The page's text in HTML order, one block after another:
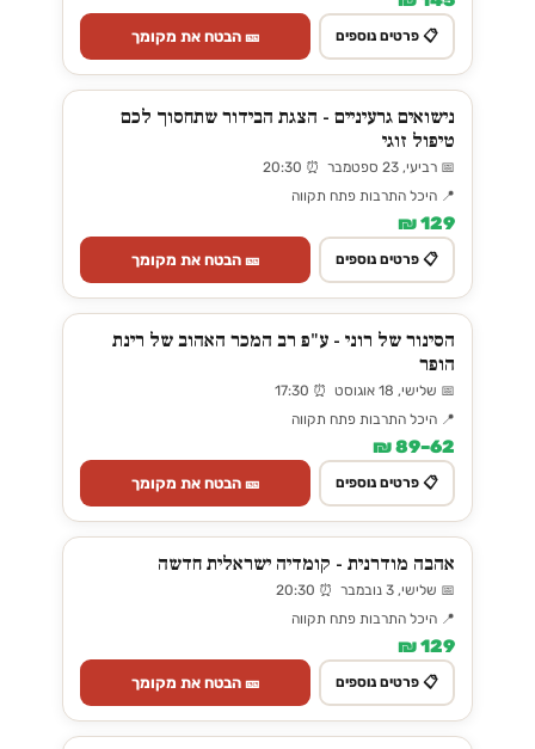
📋 פרטים נוספים 🎫 הבטח את מקומך
נישואים גרעיניים - הצגת הבידור שתחסוך לכם
טיפול זוגי
📅 רביעי, 23 ספטמבר ⏰ 20:30
📍 היכל התרבות פתח תקווה
129 ₪
📋 פרטים נוספים 🎫 הבטח את מקומך
הסינור של רוני - ע"פ רב המכר האהוב של רינת
הופר
📅 שלישי, 18 אוגוסט ⏰ 17:30
📍 היכל התרבות פתח תקווה
62–89 ₪
📋 פרטים נוספים 🎫 הבטח את מקומך
אהבה מודרנית - קומדיה ישראלית חדשה
📅 שלישי, 3 נובמבר ⏰ 20:30
📍 היכל התרבות פתח תקווה
129 ₪
📋 פרטים נוספים 🎫 הבטח את מקומך